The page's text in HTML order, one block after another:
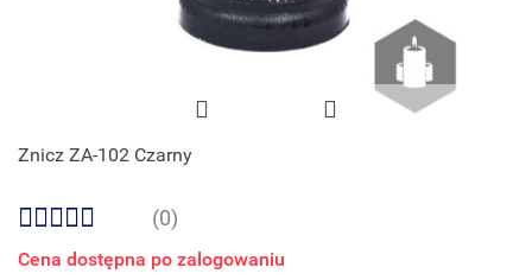
Znicz ZA-102 Czarny
(0)
Cena dostępna po zalogowaniu